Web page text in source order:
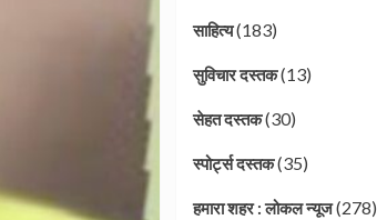
साहित्य(183)
सुविचार दस्तक(13)
सेहत दस्तक(30)
स्पोर्ट्स दस्तक(35)
हमारा शहर : लोकल न्यूज(278)